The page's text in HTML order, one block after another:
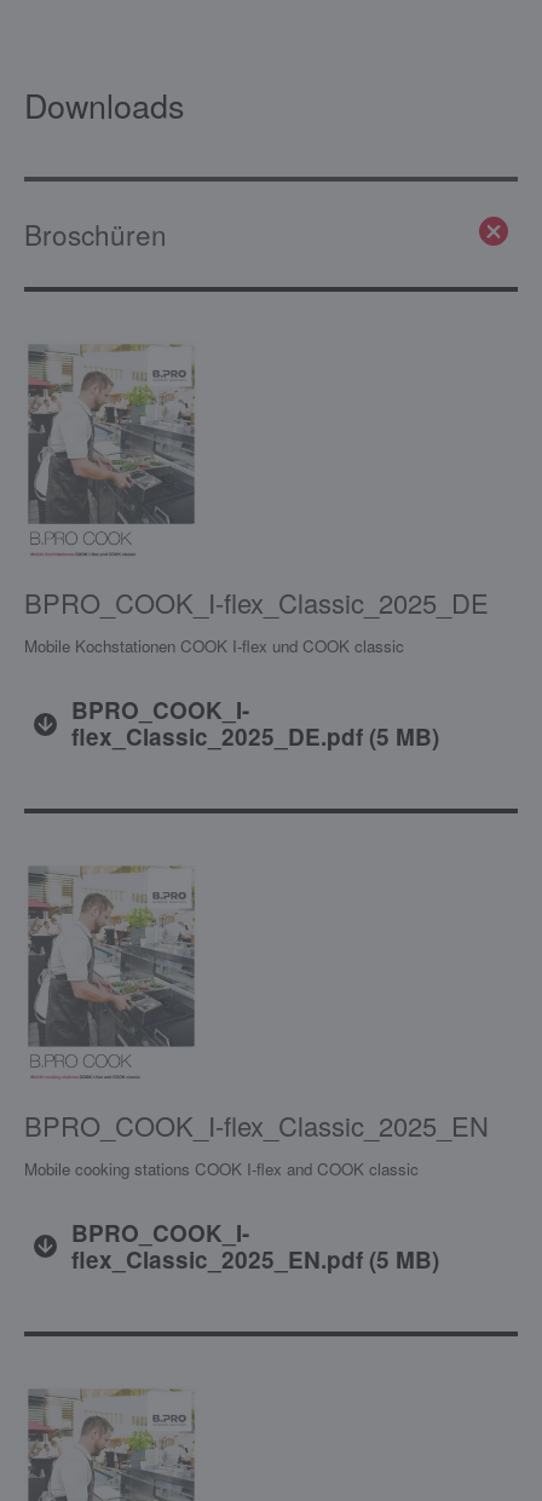
Downloads
Broschüren
BPRO_COOK_I-flex_Classic_2025_DE
Mobile Kochstationen COOK I-flex und COOK classic
BPRO_COOK_I-
flex_Classic_2025_DE.pdf(5 MB)
BPRO_COOK_I-flex_Classic_2025_EN
Mobile cooking stations COOK I-flex and COOK classic
BPRO_COOK_I-
flex_Classic_2025_EN.pdf(5 MB)